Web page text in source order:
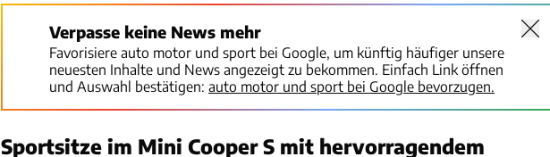
Verpasse keine News mehr
Favorisiere auto motor und sport bei Google, um künftig häufiger unsere
neuesten Inhalte und News angezeigt zu bekommen. Einfach Link öffnen
und Auswahl bestätigen: auto motor und sport bei Google bevorzugen.
Sportsitze im Mini Cooper S mit hervorragendem